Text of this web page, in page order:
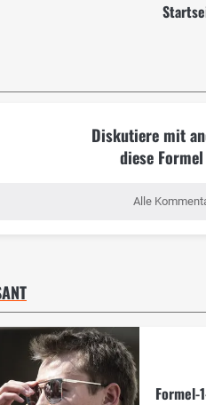
Diskutiere mit
diese
Alle
Formel-